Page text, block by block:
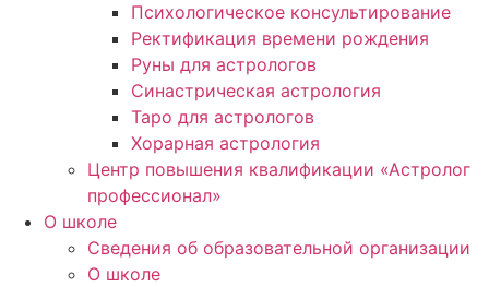
Психологическое консультирование
Ректификация времени рождения
Руны для астрологов
Синастрическая астрология
Таро для астрологов
Хорарная астрология
Центр повышения квалификации «Астролог
профессионал»
О школе
Сведения об образовательной организации
О школе